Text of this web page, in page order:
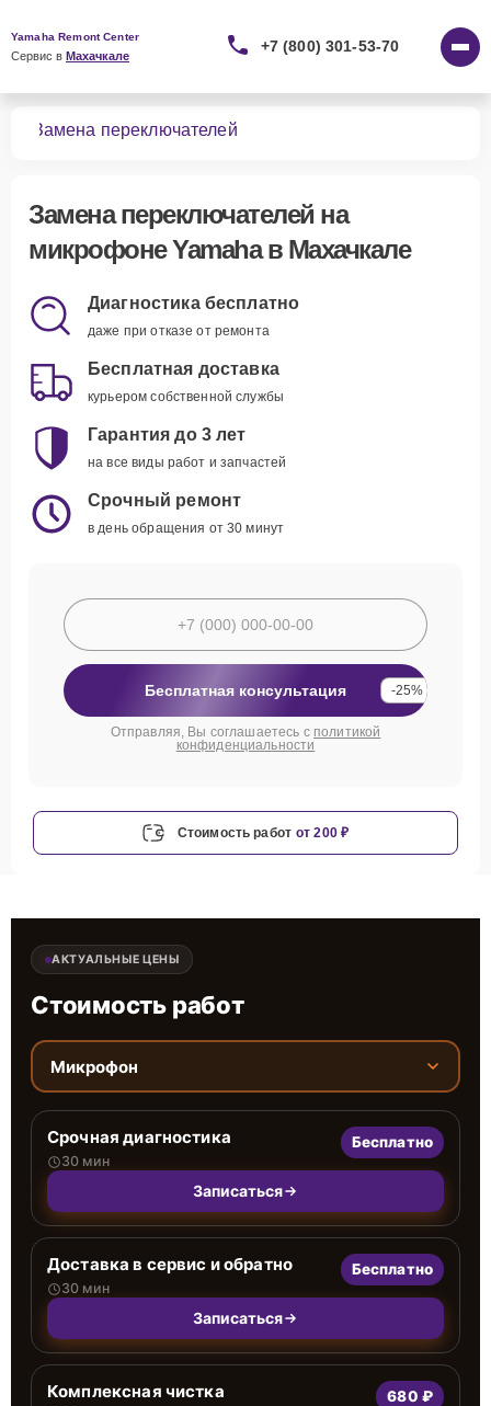
Yamaha Remont Center
Сервис в Махачкале
+7 (800) 301-53-70
Замена переключателей
Замена переключателей на
микрофоне Yamaha в Махачкале
Диагностика бесплатно
даже при отказе от ремонта
Бесплатная доставка
курьером собственной службы
Гарантия до 3 лет
на все виды работ и запчастей
Срочный ремонт
в день обращения от 30 минут
Бесплатная консультация -25%
Отправляя, Вы соглашаетесь с политикой
конфиденциальности
Стоимость работ от 200 ₽
АКТУАЛЬНЫЕ ЦЕНЫ
Стоимость работ
Микрофон
Срочная диагностика
30 мин
Бесплатно
Записаться
Доставка в сервис и обратно
30 мин
Бесплатно
Записаться
Комплексная чистка 680 ₽